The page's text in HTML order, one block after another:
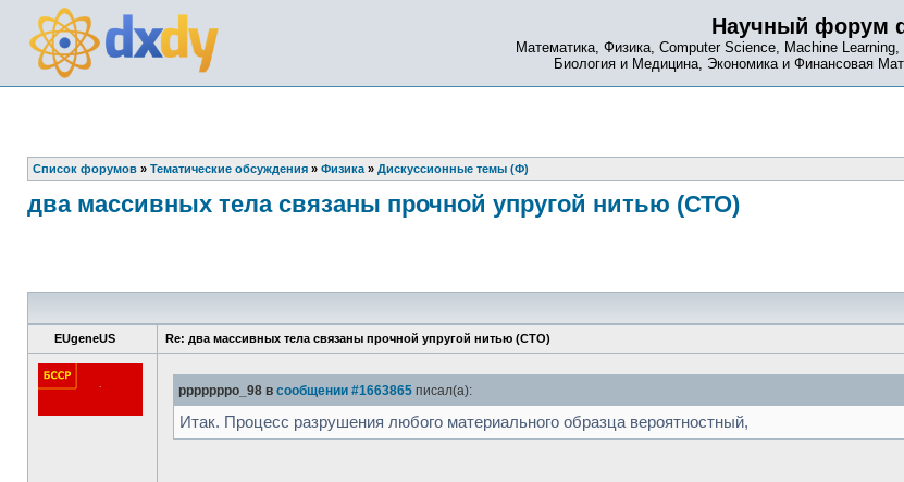
Научный форум
Математика, Физика, Computer Science, Machine
Биология и Медицина, Экономика и Финансовая
Список форумов » Тематические обсуждения » Физика » Дискуссионные темы (Ф)
два массивных тела связаны прочной упругой нитью (СТО)
EUgeneUS Re: два массивных тела связаны прочной упругой нитью (СТО)
pppppppo_98 в сообщении #1663865 писал(а):
Итак. Процесс разрушения любого материального образца вероятностный,